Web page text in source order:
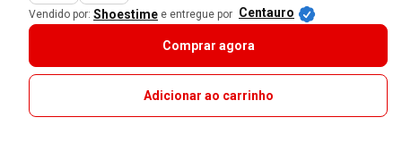
Vendido por: Shoestime e entregue por Centauro
Comprar agora
Adicionar ao carrinho